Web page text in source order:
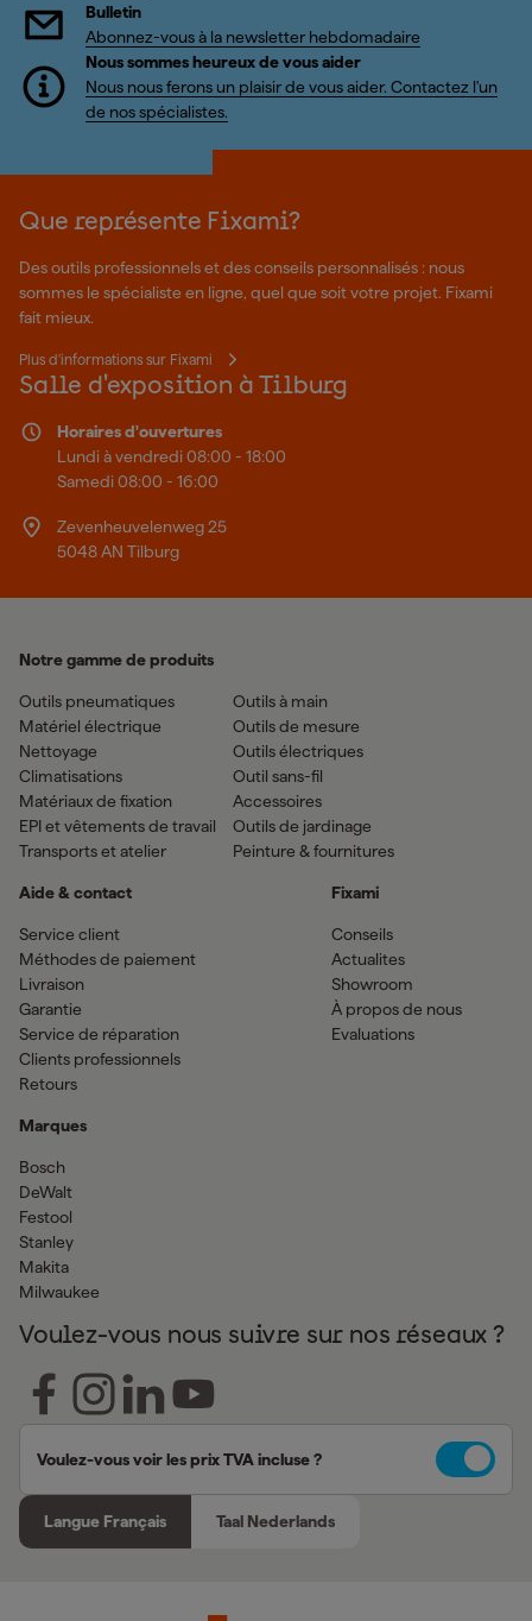
Bulletin
Abonnez-vous à la newsletter hebdomadaire
Nous sommes heureux de vous aider
Nous nous ferons un plaisir de vous aider. Contactez l'un
de nos spécialistes.
Que représente Fixami?
Des outils professionnels et des conseils personnalisés : nous
sommes le spécialiste en ligne, quel que soit votre projet. Fixami
fait mieux.
Plus d'informations sur Fixami
Salle d'exposition à Tilburg
Horaires d'ouvertures
Lundi à vendredi 08:00 - 18:00
Samedi 08:00 - 16:00
Zevenheuvelenweg 25
5048 AN Tilburg
Notre gamme de produits
Outils pneumatiques
Matériel électrique
Nettoyage
Climatisations
Matériaux de fixation
EPI et vêtements de travail
Transports et atelier
Outils à main
Outils de mesure
Outils électriques
Outil sans-fil
Accessoires
Outils de jardinage
Peinture & fournitures
Aide & contact
Service client
Méthodes de paiement
Livraison
Garantie
Service de réparation
Clients professionnels
Retours
Marques
Bosch
DeWalt
Festool
Stanley
Makita
Milwaukee
Fixami
Conseils
Actualites
Showroom
À propos de nous
Evaluations
Voulez-vous nous suivre sur nos réseaux ?
Voulez-vous voir les prix TVA incluse ?
Langue Français Taal Nederlands